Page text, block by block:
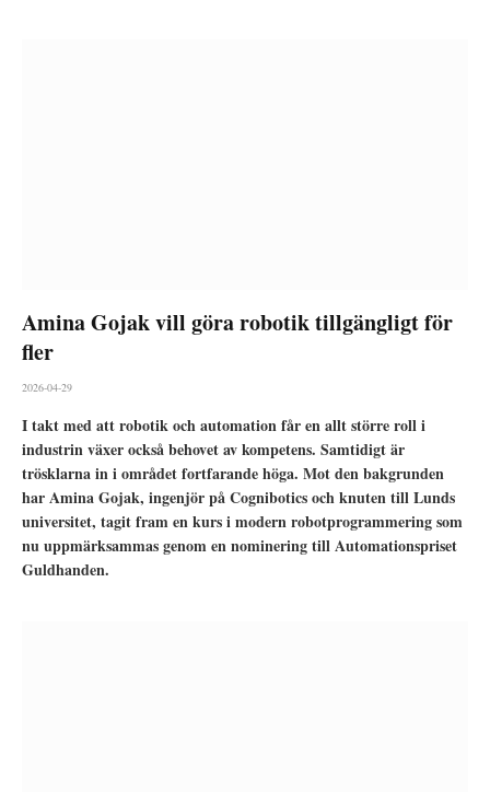
Amina Gojak vill göra robotik tillgängligt för
fler
2026-04-29
I takt med att robotik och automation får en allt större roll i
industrin växer också behovet av kompetens. Samtidigt är
trösklarna in i området fortfarande höga. Mot den bakgrunden
har Amina Gojak, ingenjör på Cognibotics och knuten till Lunds
universitet, tagit fram en kurs i modern robotprogrammering som
nu uppmärksammas genom en nominering till Automationspriset
Guldhanden.